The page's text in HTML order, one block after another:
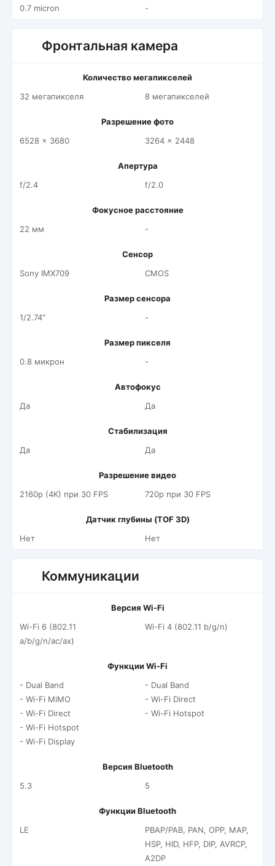
0.7 micron
-
Фронтальная камера
Количество мегапикселей
32 мегапикселя
8 мегапикселей
Разрешение фото
6528 x 3680
3264 x 2448
Апертура
f/2.4
f/2.0
Фокусное расстояние
22 мм
-
Сенсор
Sony IMX709
CMOS
Размер сенсора
1/2.74"
-
Размер пикселя
0.8 микрон
-
Автофокус
Да
Да
Стабилизация
Да
Да
Разрешение видео
2160p (4K) при 30 FPS
720p при 30 FPS
Датчик глубины (TOF 3D)
Нет
Нет
Коммуникации
Версия Wi-Fi
Wi-Fi 6 (802.11
a/b/g/n/ac/ax)
Wi-Fi 4 (802.11 b/g/n)
Функции Wi-Fi
- Dual Band
- Wi-Fi MiMO
- Wi-Fi Direct
- Wi-Fi Hotspot
- Wi-Fi Display
- Dual Band
- Wi-Fi Direct
- Wi-Fi Hotspot
Версия Bluetooth
5.3
5
Функции Bluetooth
LE
PBAP/PAB, PAN, OPP, MAP,
HSP, HID, HFP, DIP, AVRCP,
A2DP